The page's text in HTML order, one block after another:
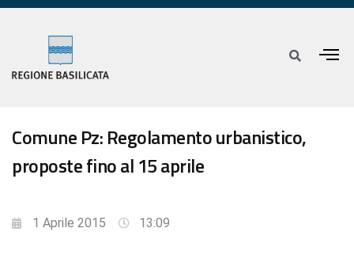
Comune Pz: Regolamento urbanistico,
proposte fino al 15 aprile
1 Aprile 2015 13:09